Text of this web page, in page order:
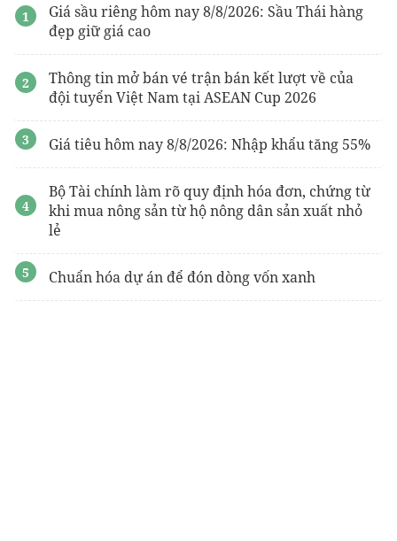
Giá sầu riêng hôm nay 8/8/2026: Sầu Thái hàng
đẹp giữ giá cao
Thông tin mở bán vé trận bán kết lượt về của
đội tuyển Việt Nam tại ASEAN Cup 2026
Giá tiêu hôm nay 8/8/2026: Nhập khẩu tăng 55%
Bộ Tài chính làm rõ quy định hóa đơn, chứng từ
khi mua nông sản từ hộ nông dân sản xuất nhỏ
lẻ
Chuẩn hóa dự án để đón dòng vốn xanh